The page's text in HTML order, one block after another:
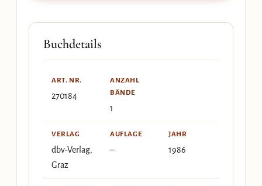
Buchdetails
ART. NR.
270184
ANZAHL
BÄNDE
1
VERLAG
dbv-Verlag,
Graz
AUFLAGE
–
JAHR
1986